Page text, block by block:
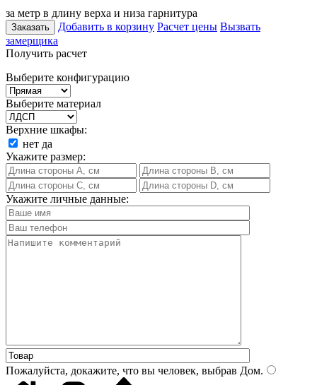
за метр в длину верха и низа гарнитура
Заказать Добавить в корзину Расчет цены Вызвать
замерщика
Получить расчет
Выберите конфигурацию
Выберите материал
Верхние шкафы:
нет да
Укажите размер:
Укажите личные данные:
Пожалуйста, докажите, что вы человек, выбрав Дом.